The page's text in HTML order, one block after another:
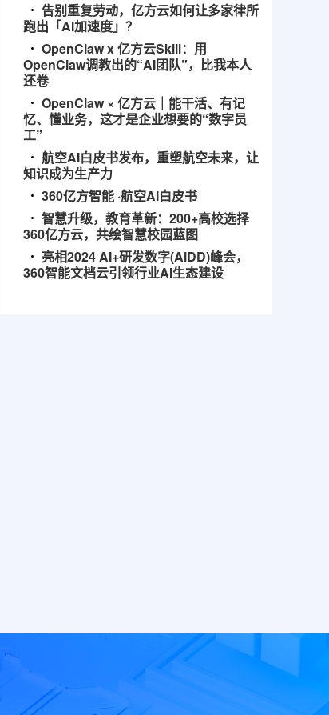
告别重复劳动，亿方云如何让多家律所
跑出「AI加速度」？
OpenClaw x 亿方云Skill：用
OpenClaw调教出的“AI团队”，比我本人
还卷
OpenClaw × 亿方云｜能干活、有记
忆、懂业务，这才是企业想要的“数字员
工”
航空AI白皮书发布，重塑航空未来，让
知识成为生产力
360亿方智能 ·航空AI白皮书
智慧升级，教育革新：200+高校选择
360亿方云，共绘智慧校园蓝图
亮相2024 AI+研发数字(AiDD)峰会，
360智能文档云引领行业AI生态建设